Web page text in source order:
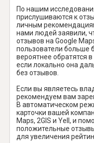
По нашим
прислушиваются к
личным
нами людей заявили,
отзывов на Google
пользователи больше
вероятнее обратятся
если локально она
без отзывов.
Если вы являетесь
рекомендуем вам
В автоматическом
карточки вашей
Maps, 2GIS и Yell, и
положительные
для увеличения